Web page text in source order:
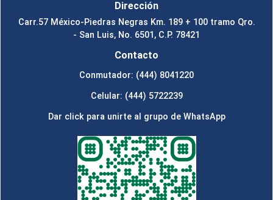
Dirección
Carr.57 México-Piedras Negras Km. 189 + 100 tramo Qro.
- San Luis, No. 6501, C.P. 78421
Contacto
Conmutador: (444) 8041220
Celular: (444) 5722239
Dar click para unirte al grupo de WhatsApp